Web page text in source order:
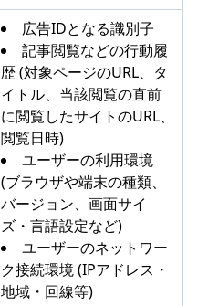
広告IDとなる識別子
記事閲覧などの行動履
歴 (対象ページのURL、タ
イトル、当該閲覧の直前
に閲覧したサイトのURL、
閲覧日時)
ユーザーの利用環境
(ブラウザや端末の種類、
バージョン、画面サイ
ズ・言語設定など)
ユーザーのネットワー
ク接続環境 (IPアドレス・
地域・回線等)